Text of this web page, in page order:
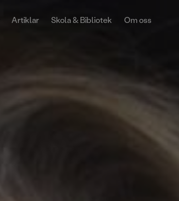
Artiklar Skola & Bibliotek Om oss